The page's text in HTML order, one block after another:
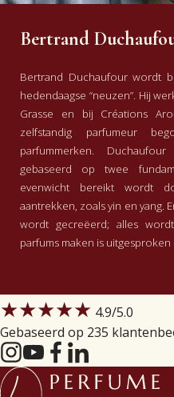
Bertrand
Bertrand Duchaufour wordt
hedendaagse “neuzen”. Hij
Grasse en bij Créations
zelfstandig parfumeur
parfummerken.
gebaseerd op twee
evenwicht bereikt wordt
aantrekken, zoals yin en yang.
wordt gecreëerd; alles
parfums maken is uitgesproken
★★★★★ 4.9/5.0
Gebaseerd op 235